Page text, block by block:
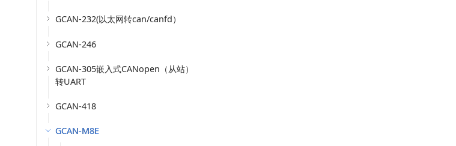
GCAN-232(以太网转can/canfd）
GCAN-246
GCAN-305嵌入式CANopen（从站）
转UART
GCAN-418
GCAN-M8E